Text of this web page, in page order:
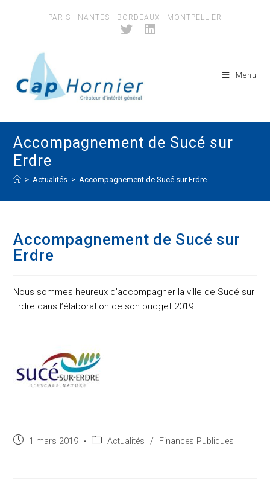
PARIS - NANTES - BORDEAUX - MONTPELLIER
Menu
Accompagnement de Sucé sur
Erdre
> Actualités > Accompagnement de Sucé sur Erdre
Accompagnement de Sucé sur
Erdre
Nous sommes heureux d’accompagner la ville de Sucé sur
Erdre dans l’élaboration de son budget 2019.
Post1 mars 2019
PostActualités / Finances Publiques